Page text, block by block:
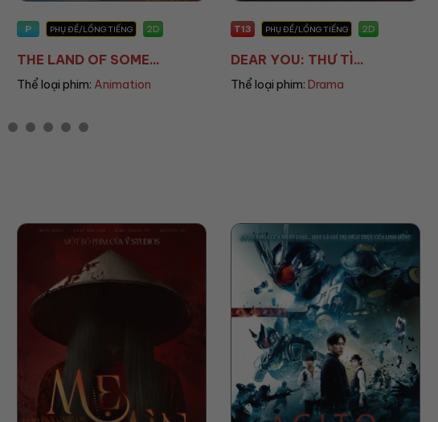
T13 PHỤ ĐỀ/LỒNG TIẾNG
DEAR YOU: THƯ TÌ...
Thể loại phim:Drama
T13 PHỤ ĐỀ 2D
THE END OF OAK S...
Thể loại phim:Sci-fi